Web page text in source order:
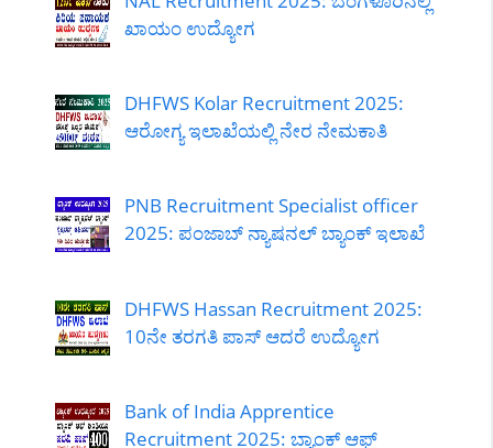
ಖಾಯಂ ಉದ್ಯೋಗ
DHFWS Kolar Recruitment 2025:
ಆರೋಗ್ಯ ಇಲಾಖೆಯಲ್ಲಿ ನೇರ ನೇಮಕಾತಿ
PNB Recruitment Specialist officer
2025: ಪಂಜಾಬ್ ನ್ಯಾಷನಲ್ ಬ್ಯಾಂಕ್ ಇಲಾಖೆ
DHFWS Hassan Recruitment 2025:
10ನೇ ತರಗತಿ ಪಾಸ್ ಆದರೆ ಉದ್ಯೋಗ
Bank of India Apprentice
Recruitment 2025: ಬ್ಯಾಂಕ್ ಆಫ್